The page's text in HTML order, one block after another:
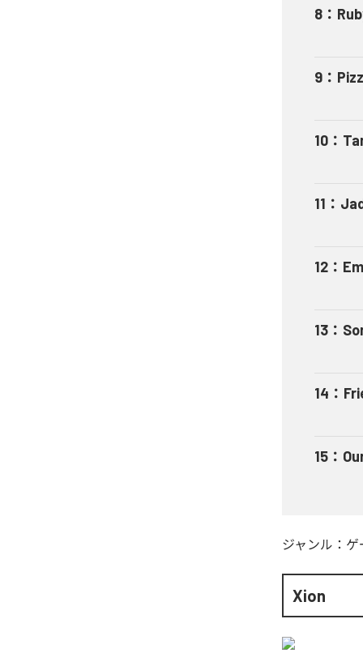
8 ：
9 ：
10 ：
11 ：
12 ：
13 ：
14 ：
15 ：
ジャンル： ゲ
Xion